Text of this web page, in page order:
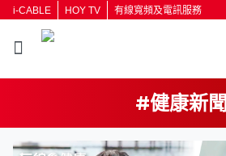
i-CABLE HOY TV 有線寬頻及電訊服務
#健康新聞